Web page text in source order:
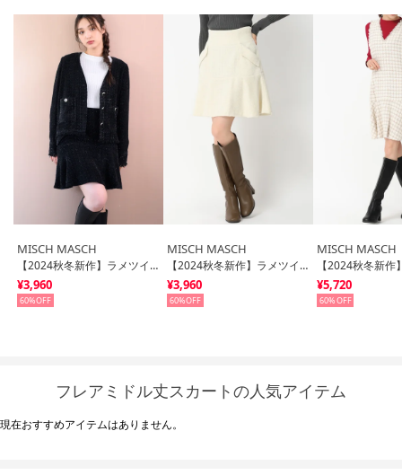
MISCH MASCH
【2024秋冬新作】ラメツイードミニスカート/MM437217 （BLACK）
¥3,960
60%
MISCH MASCH
【2024秋冬新作】ラメツイードミニスカート/MM437217 （IVORY）
¥3,960
60%
MISCH MASCH
¥5,720
60%
フレアミドル丈スカートの人気アイテム
現在おすすめアイテムはありません。